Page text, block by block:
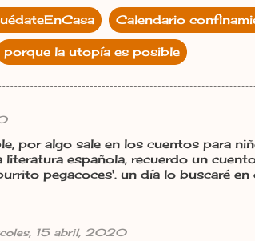
Calendario
porque la utopía es posible
por algo sale en los cuentos para
literatura española, recuerdo un
pegacoces'. un día lo buscaré
15 abril, 2020